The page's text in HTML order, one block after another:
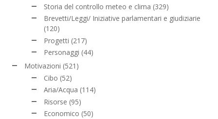
Storia del controllo meteo e clima (329)
Brevetti/Leggi/ Iniziative parlamentari e giudiziarie
(120)
Progetti (217)
Personaggi (44)
Motivazioni (521)
Cibo (52)
Aria/Acqua (114)
Risorse (95)
Economico (50)